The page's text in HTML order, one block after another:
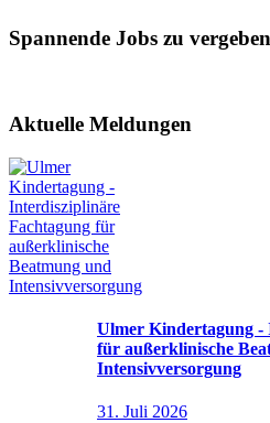
Spannende Jobs zu
Aktuelle Meldungen
Ulmer Kindertagung -
für außerklinische
Intensivversorgung
31. Juli 2026